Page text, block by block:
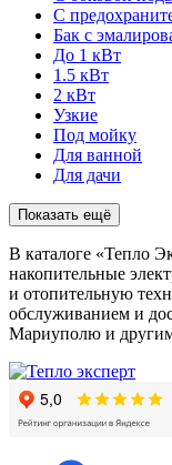
С
Бак с
До 1 кВт
1.5 кВт
2 кВт
Узкие
Под мойку
Для ванной
Для дачи
Показать ещё
В каталоге «Тепло
накопительные
и отопительную
обслуживанием и
Мариуполю и